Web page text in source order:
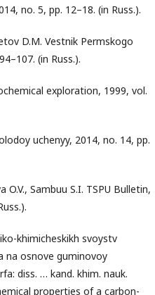
no. 5, pp. 12–18. (in Russ.).
D.M. Vestnik Permskogo
(in Russ.).
exploration, 1999, vol.
uchenyy, 2014, no. 14, pp.
O.V., Sambuu S.I. TSPU Bulletin,
khimicheskikh svoystv
na osnove guminovoy
diss. … kand. khim. nauk.
properties of a carbon-